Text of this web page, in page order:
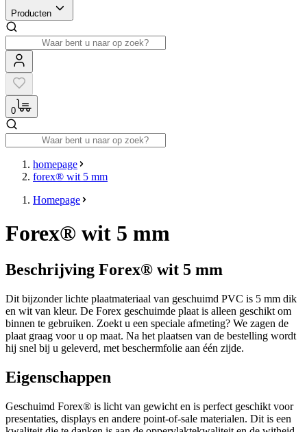
Producten
0
homepage
forex® wit 5 mm
Homepage
Forex® wit 5 mm
Beschrijving Forex® wit 5 mm
Dit bijzonder lichte plaatmateriaal van geschuimd PVC is 5 mm dik
en wit van kleur. De Forex geschuimde plaat is alleen geschikt om
binnen te gebruiken. Zoekt u een speciale afmeting? We zagen de
plaat graag voor u op maat. Na het plaatsen van de bestelling wordt
hij snel bij u geleverd, met beschermfolie aan één zijde.
Eigenschappen
Geschuimd Forex®️ is licht van gewicht en is perfect geschikt voor
presentaties, displays en andere point-of-sale materialen. Dit is een